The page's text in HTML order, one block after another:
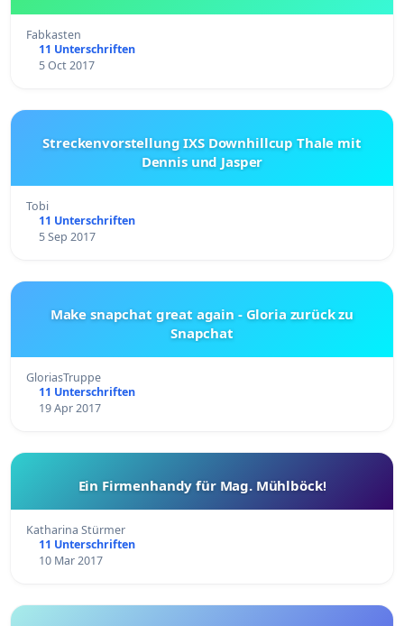
Fabkasten
11 Unterschriften
5 Oct 2017
Streckenvorstellung IXS Downhillcup Thale mit
Dennis und Jasper
Tobi
11 Unterschriften
5 Sep 2017
Make snapchat great again - Gloria zurück zu
Snapchat
GloriasTruppe
11 Unterschriften
19 Apr 2017
Ein Firmenhandy für Mag. Mühlböck!
Katharina Stürmer
11 Unterschriften
10 Mar 2017